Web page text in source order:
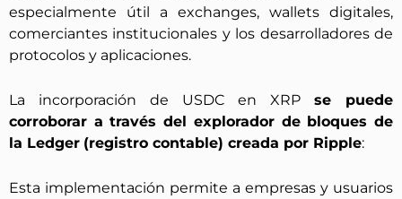
especialmente útil a exchanges, wallets digitales,
comerciantes institucionales y los desarrolladores de
protocolos y aplicaciones.
La incorporación de USDC en XRP se puede
corroborar a través del explorador de bloques de
la Ledger (registro contable) creada por Ripple:
Esta implementación permite a empresas y usuarios